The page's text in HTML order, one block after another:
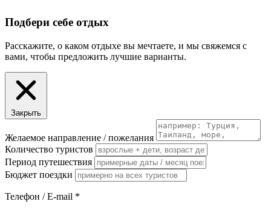
Подбери себе отдых
Расскажите, о каком отдыхе вы мечтаете, и мы свяжемся с
вами, чтобы предложить лучшие варианты.
Закрыть
Желаемое направление / пожелания
Количество туристов
Период путешествия
Бюджет поездки
Телефон / E-mail *